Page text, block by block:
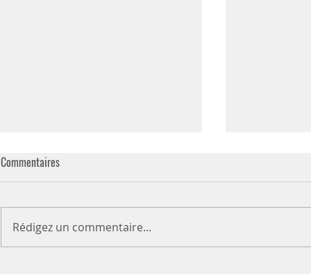
Risotto au bœuf haché
Quesadillas
Commentaires
Rédigez un commentaire...